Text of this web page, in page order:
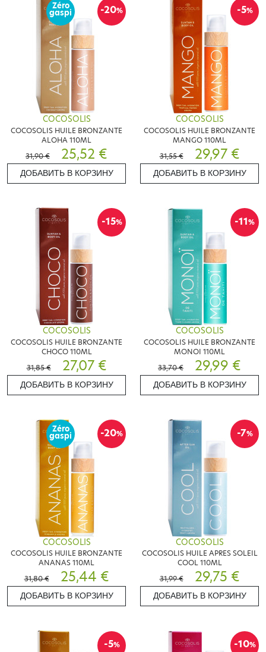
-20%
Zéro
gaspi
COCOSOLIS
COCOSOLIS HUILE BRONZANTE
ALOHA 110ML
31,90 €
25,52 €
ДОБАВИТЬ В КОРЗИНУ
-5%
COCOSOLIS
COCOSOLIS HUILE BRONZANTE
MANGO 110ML
31,55 €
29,97 €
ДОБАВИТЬ В КОРЗИНУ
-15%
COCOSOLIS
COCOSOLIS HUILE BRONZANTE
CHOCO 110ML
31,85 €
27,07 €
ДОБАВИТЬ В КОРЗИНУ
-11%
COCOSOLIS
COCOSOLIS HUILE BRONZANTE
MONOI 110ML
33,70 €
29,99 €
ДОБАВИТЬ В КОРЗИНУ
-20%
Zéro
gaspi
COCOSOLIS
COCOSOLIS HUILE BRONZANTE
ANANAS 110ML
31,80 €
25,44 €
ДОБАВИТЬ В КОРЗИНУ
-7%
COCOSOLIS
COCOSOLIS HUILE APRES SOLEIL
COOL 110ML
31,99 €
29,75 €
ДОБАВИТЬ В КОРЗИНУ
-5% -10%